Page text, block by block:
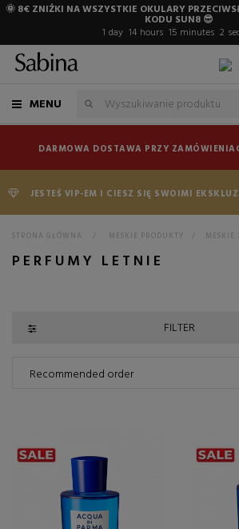
🌞 8€ ZNIŻKI NA WSZYSTKIE OKULARY
KODU SUN8 😎
day 14 hours 15 minutes 1
MENU
DARMOWA DOSTAWA PRZY
JESTEŚ VIP-EM I CIESZ SIĘ SWOIMI
STRONA GŁÓWNA > MESKIE PRODUKTY > MESKIE
PERFUMY LETNIE
FILTER